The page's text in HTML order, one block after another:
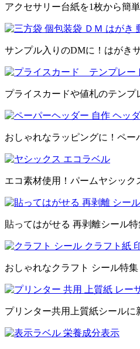
アクセサリー台紙を1枚から簡単
サンプル入りのDMに！はがき
プライスカードや値札のテンプ
おしゃれなラッピングに！ペー
エコ素材使用！パームヤシック
貼ってはがせる 再剥離シール特
おしゃれなクラフト シール特集
プリンター共用上質紙シールに